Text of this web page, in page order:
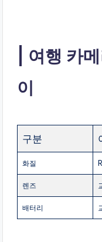
여행 카
이
구분
화질
렌즈
배터리